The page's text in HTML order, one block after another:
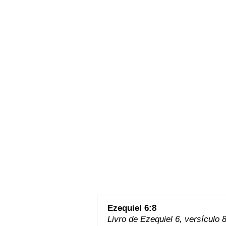
Ezequiel 6:8
Livro de Ezequiel 6, versículo 8